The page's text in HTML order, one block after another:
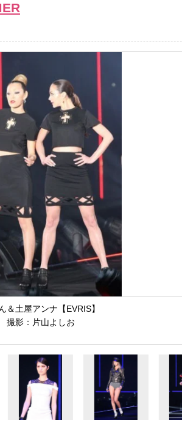
＆土屋アンナ【EVRIS】
撮影：片山よしお